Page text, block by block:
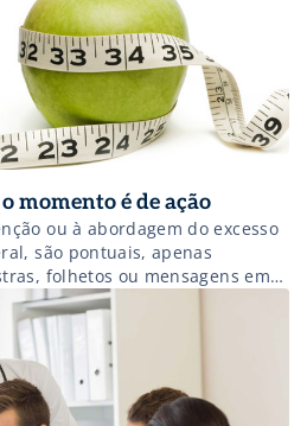
momento é de ação
ou à abordagem do excesso
são pontuais, apenas
folhetos ou mensagens em
adesão e engajamento do